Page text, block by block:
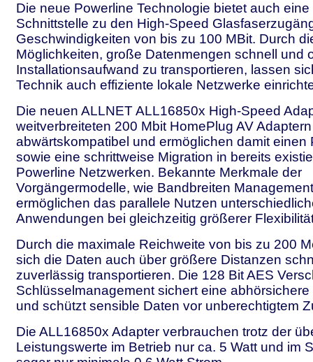
Die neue Powerline Technologie bietet auch
Schnittstelle zu den High-Speed
Geschwindigkeiten von bis zu 100 MBit. Durch
Möglichkeiten, große Datenmengen schnell und
Installationsaufwand zu transportieren, lassen
Technik auch effiziente lokale Netzwerke
Die neuen ALLNET ALL16850x High-Speed
weitverbreiteten 200 Mbit HomePlug AV
abwärtskompatibel und ermöglichen damit einen
sowie eine schrittweise Migration in bereits
Powerline Netzwerken. Bekannte Merkmale der
Vorgängermodelle, wie Bandbreiten
ermöglichen das parallele Nutzen
Anwendungen bei gleichzeitig größerer
Durch die maximale Reichweite von bis zu 200
sich die Daten auch über größere Distanzen
zuverlässig transportieren. Die 128 Bit AES
Schlüsselmanagement sichert eine
und schützt sensible Daten vor unberechtigtem
Die ALL16850x Adapter verbrauchen trotz der
Leistungswerte im Betrieb nur ca. 5 Watt und im